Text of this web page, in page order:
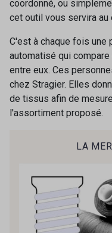
18 - Ivoire clair Stragier
140 - Almond
410 - Blush
250 - Nut
coordonné, ou
cet outil vous servira au
C'est à chaque fois une
automatisé qui
entre eux. Ces
chez Stragier. Elles
de tissus afin de
l'assortiment proposé.
LA
Cadeau :
Pour vous,
nouveautés,
Je